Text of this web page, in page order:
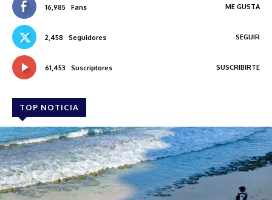
16,985 Fans ME GUSTA
2,458 Seguidores SEGUIR
61,453 Suscriptores SUSCRIBIRTE
TOP NOTICIA